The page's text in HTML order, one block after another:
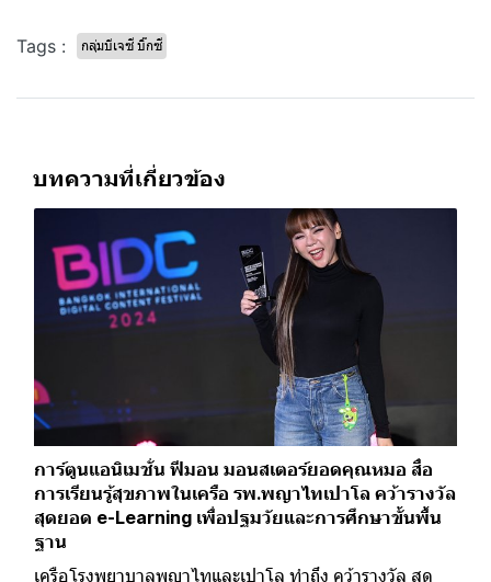
Tags : กลุ่มบีเจซี บิ๊กซี
บทความที่เกี่ยวข้อง
การ์ตูนแอนิเมชั่น ฟีมอน มอนสเตอร์ยอดคุณหมอ สื่อ
การเรียนรู้สุขภาพในเครือ รพ.พญาไทเปาโล คว้ารางวัล
สุดยอด e-Learning เพื่อปฐมวัยและการศึกษาขั้นพื้น
ฐาน
เครือโรงพยาบาลพญาไทและเปาโล ทำถึง คว้ารางวัล สุด